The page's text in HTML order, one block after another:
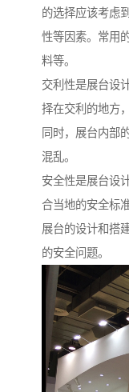
的选择应该考虑
性等因素。常用
料等。
交利性是展台设
择在交利的地方
同时，展台内部
混乱。
安全性是展台设
合当地的安全标
展台的设计和搭
的安全问题。